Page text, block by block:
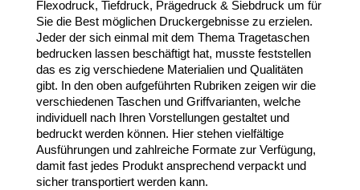
Flexodruck, Tiefdruck, Prägedruck & Siebdruck um für
Sie die Best möglichen Druckergebnisse zu erzielen.
Jeder der sich einmal mit dem Thema Tragetaschen
bedrucken lassen beschäftigt hat, musste feststellen
das es zig verschiedene Materialien und Qualitäten
gibt. In den oben aufgeführten Rubriken zeigen wir die
verschiedenen Taschen und Griffvarianten, welche
individuell nach Ihren Vorstellungen gestaltet und
bedruckt werden können. Hier stehen vielfältige
Ausführungen und zahlreiche Formate zur Verfügung,
damit fast jedes Produkt ansprechend verpackt und
sicher transportiert werden kann.